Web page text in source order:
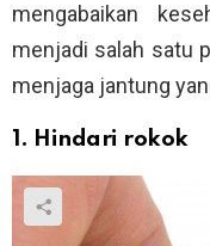
mengabaikan
menjadi salah satu
menjaga jantung
1. Hindari rokok